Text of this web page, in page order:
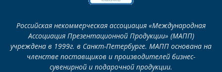
Российская некоммерческая ассоциация «Международная
Ассоциация Презентационной Продукции» (МАПП)
учреждена в 1999г. в Санкт-Петербурге. МАПП основана на
членстве поставщиков и производителей бизнес-
сувенирной и подарочной продукции.